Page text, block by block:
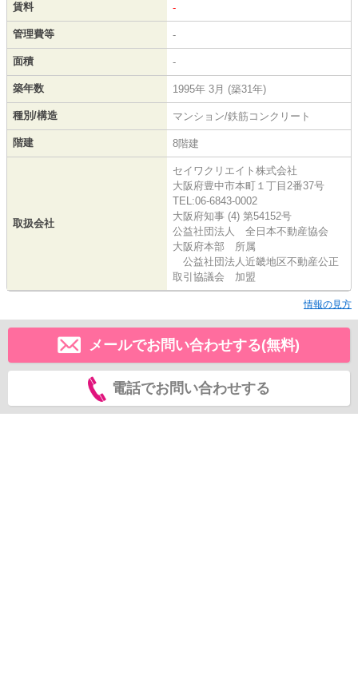
賃料 -
管理費等 -
面積 -
築年数 1995年 3月 (築31年)
種別/構造 マンション/鉄筋コンクリート
階建 8階建
取扱会社
セイワクリエイト株式会社
大阪府豊中市本町１丁目2番37号
TEL:06-6843-0002
大阪府知事 (4) 第54152号
公益社団法人 全日本不動産協会
大阪府本部 所属
公益社団法人近畿地区不動産公正
取引協議会 加盟
情報の見方
メールでお問い合わせする(無料)
電話でお問い合わせする